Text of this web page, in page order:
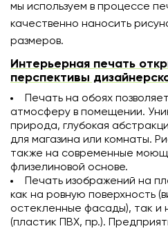
мы используем в процессе
качественно наносить
размеров.
Интерьерная печать
перспективы
Печать на обоях
атмосферу в помещении.
природа, глубокая
для магазина или комнаты.
также на современные
флизелиновой основе.
Печать изображений на
как на ровную поверхность
остекленные фасады), так и
(пластик ПВХ, пр.).